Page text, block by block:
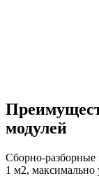
модулей
Сборно-разборные
1 м2, максимально